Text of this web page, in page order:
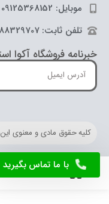
موبایل: 09125368152 - افراسیابی
تلفن ثابت: 88329707-021 , 88329709-021
خبرنامه فروشگاه آکوا
کلیه حقوق مادی و معنوی این
با ما تماس بگیرید